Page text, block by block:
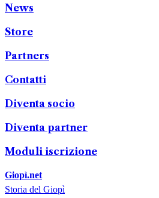
News
Store
Partners
Contatti
Diventa socio
Diventa partner
Moduli iscrizione
Giopì.net
Storia del Giopì